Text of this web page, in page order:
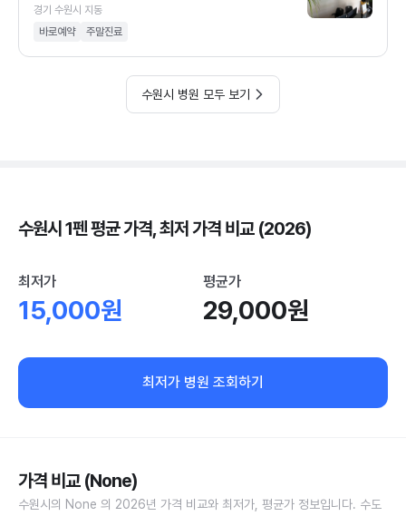
경기 수원시 지동
바로예약
주말진료
수원시 병원 모두 보기
수원시 1펜 평균 가격, 최저 가격 비교 (2026)
최저가
15,000원
평균가
29,000원
최저가 병원 조회하기
가격 비교 (None)
수원시의 None 의 2026년 가격 비교와 최저가, 평균가 정보입니다. 수도